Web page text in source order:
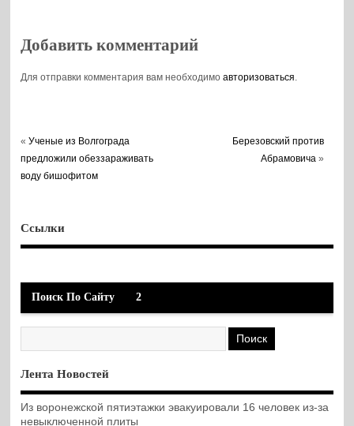
Добавить комментарий
Для отправки комментария вам необходимоавторизоваться.
«Ученые из Волгограда
предложили обеззараживать
воду бишофитом
Березовский против
Абрамовича »
Ссылки
Поиск По Сайту 2
Лента Новостей
Из воронежской пятиэтажки эвакуировали 16 человек из-за
невыключенной плиты